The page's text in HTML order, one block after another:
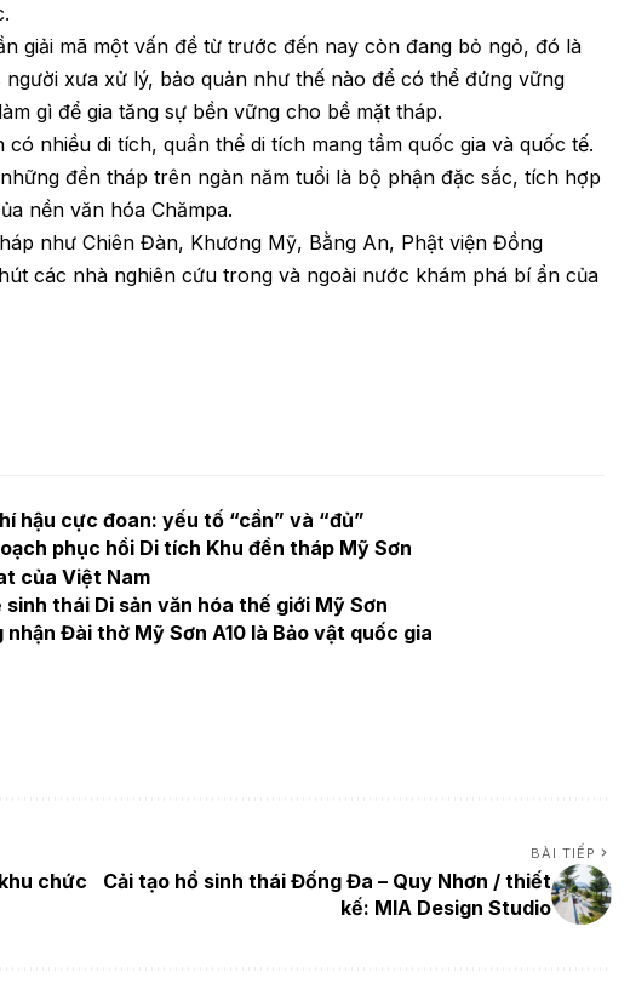
giải mã một vấn đề từ trước đến nay còn đang bỏ ngỏ, đó là
người xưa xử lý, bảo quản như thế nào để có thể đứng vững
gì để gia tăng sự bền vững cho bề mặt tháp.
nhiều di tích, quần thể di tích mang tầm quốc gia và quốc tế.
đền tháp trên ngàn năm tuổi là bộ phận đặc sắc, tích hợp
nền văn hóa Chămpa.
như Chiên Đàn, Khương Mỹ, Bằng An, Phật viện Đồng
các nhà nghiên cứu trong và ngoài nước khám phá bí ẩn của
hậu cực đoan: yếu tố “cần” và “đủ”
phục hồi Di tích Khu đền tháp Mỹ Sơn
của Việt Nam
thái Di sản văn hóa thế giới Mỹ Sơn
Đài thờ Mỹ Sơn A10 là Bảo vật quốc gia
chức
BÀI TIẾP
Cải tạo hồ sinh thái Đống Đa – Quy Nhơn / thiết
kế: MIA Design Studio